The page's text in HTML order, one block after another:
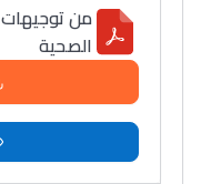
من
الصحية